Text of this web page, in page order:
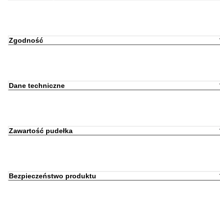
Zgodność
Dane techniczne
Zawartość pudełka
Bezpieczeństwo produktu